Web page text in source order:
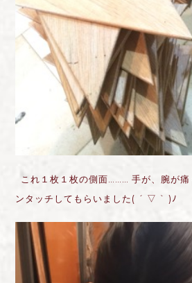
これ１枚１枚の側面……… 手が、腕が痛
ンタッチしてもらいました( ´ ▽ ` )ﾉ